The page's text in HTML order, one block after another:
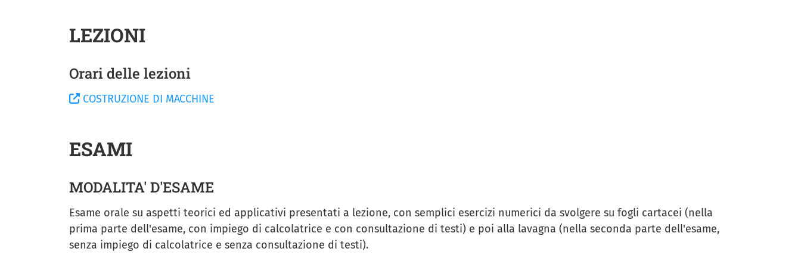
LEZIONI
Orari delle lezioni
COSTRUZIONE DI MACCHINE
ESAMI
MODALITA' D'ESAME
Esame orale su aspetti teorici ed applicativi presentati a lezione, con semplici esercizi numerici da svolgere su fogli cartacei (nella
prima parte dell'esame, con impiego di calcolatrice e con consultazione di testi) e poi alla lavagna (nella seconda parte dell'esame,
senza impiego di calcolatrice e senza consultazione di testi).